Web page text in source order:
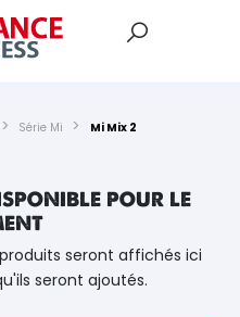
Série Mi Mi Mix 2
pour le
seront affichés ici
seront ajoutés.